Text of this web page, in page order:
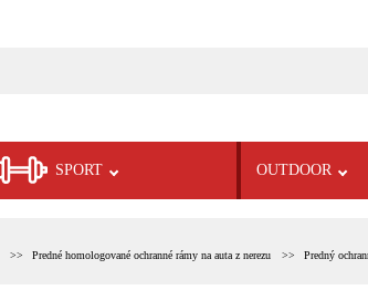
SPORT OUTDOOR
Predné homologované ochranné rámy na auta z nerezu Predný